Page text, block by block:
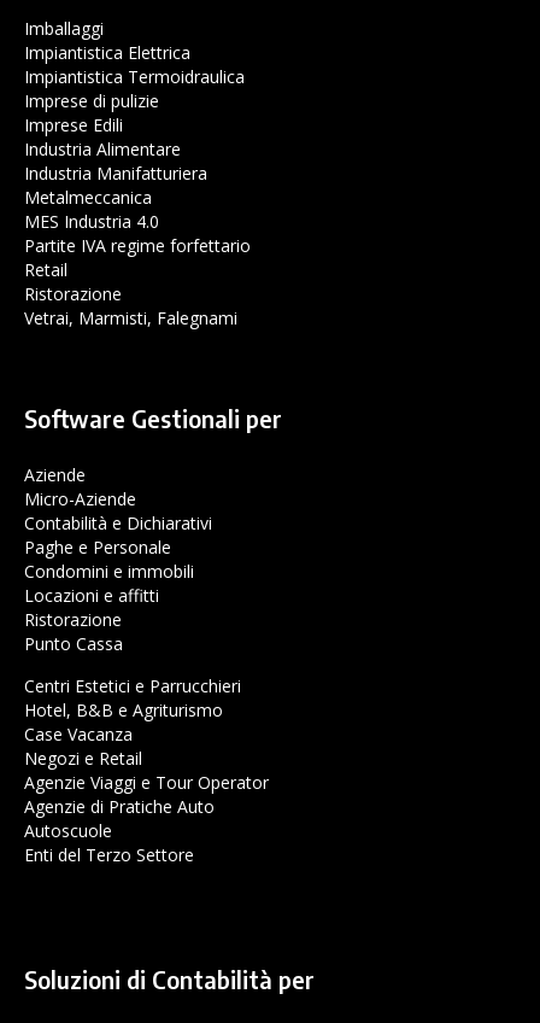
Imballaggi
Impiantistica Elettrica
Impiantistica Termoidraulica
Imprese di pulizie
Imprese Edili
Industria Alimentare
Industria Manifatturiera
Metalmeccanica
MES Industria 4.0
Partite IVA regime forfettario
Retail
Ristorazione
Vetrai, Marmisti, Falegnami
Software Gestionali per
Aziende
Micro-Aziende
Contabilità e Dichiarativi
Paghe e Personale
Condomini e immobili
Locazioni e affitti
Ristorazione
Punto Cassa
Centri Estetici e Parrucchieri
Hotel, B&B e Agriturismo
Case Vacanza
Negozi e Retail
Agenzie Viaggi e Tour Operator
Agenzie di Pratiche Auto
Autoscuole
Enti del Terzo Settore
Soluzioni di Contabilità per